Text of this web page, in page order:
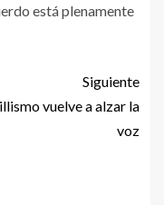
está plenamente
Siguiente
vuelve a alzar la
voz